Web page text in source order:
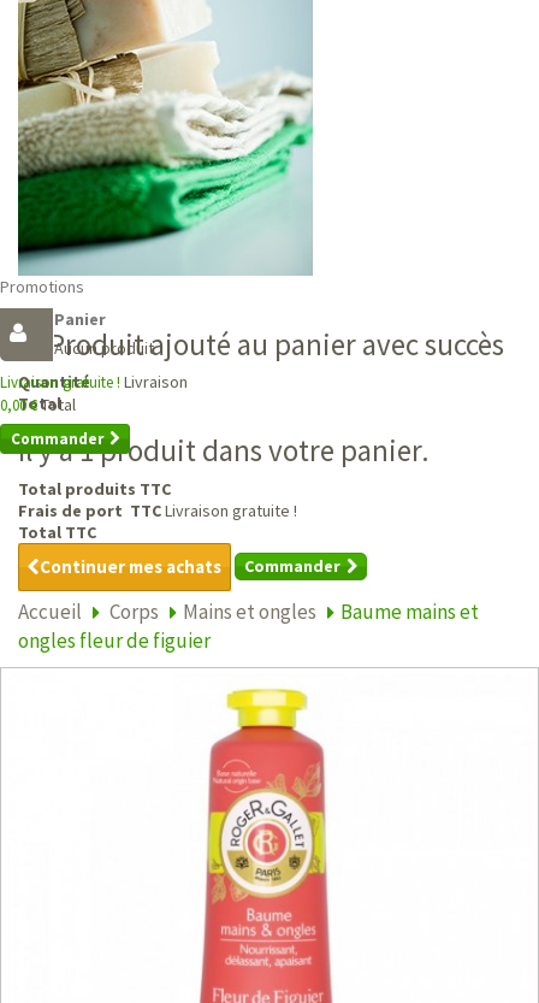
Promotions
Panier
Aucun produit
Livraison gratuite ! Livraison
0,00 €Total
Commander
Produit ajouté au panier avec succès
Quantité
Total
Il y a 1 produit dans votre panier.
Total produits TTC
Frais de port TTCLivraison gratuite !
Total TTC
Continuer mes achats Commander
Accueil Corps Mains et ongles
Baume mains et
ongles fleur de figuier